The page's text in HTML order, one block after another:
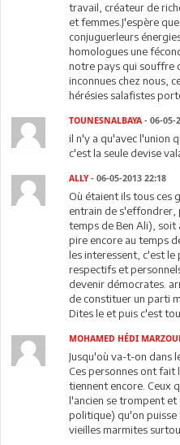
travail, créateur de
et femmes.J'espère
conjuguerleurs
homologues une
notre pays qui souffre
inconnues chez nous,
hérésies salafistes
TOUNESNALBAYA - 06-05-
il n'y a qu'avec l'union
c'est la seule devise
ALLY- 06-05-2013 22:18
Où étaient ils tous ces
entrain de s'effondrer,
temps de Ben Ali), soit
pire encore au temps
les interessent, c'est
respectifs et
devenir démocrates.
de constituer un parti
Dites le et puis c'est
MOHAMED HÉDI
Jusqu'où va-t-on dans
Ces personnes ont
tiennent encore. Ceux
l'ancien se trompent
politique) qu'on puisse
vieilles marmites